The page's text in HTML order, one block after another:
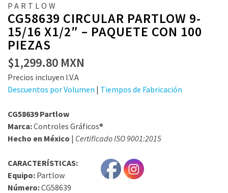
PARTLOW
CG58639 CIRCULAR PARTLOW 9-
15/16 X1/2″ – PAQUETE CON 100
PIEZAS
$1,299.80 MXN
Precios incluyen I.V.A
Descuentos por Volumen | Tiempos de Fabricación
CG58639 Partlow
Marca:Controles Gráficos®
Hecho en México | Certificado ISO 9001:2015
CARACTERÍSTICAS:
Equipo: Partlow
Número:CG58639